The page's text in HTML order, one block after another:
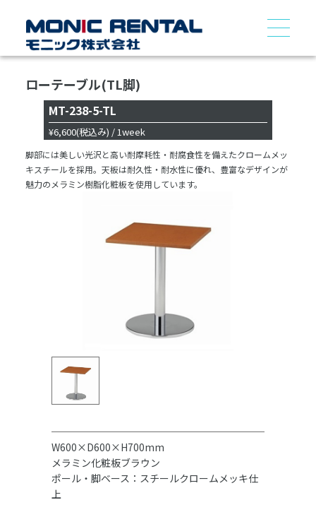
ローテーブル(TL脚)
MT-238-5-TL
¥6,600(税込み) / 1week
脚部には美しい光沢と高い耐摩耗性・耐腐食性を備えたクロームメッ
キスチールを採用。天板は耐久性・耐水性に優れ、豊富なデザインが
魅力のメラミン樹脂化粧板を使用しています。
W600×D600×H700mm
メラミン化粧板ブラウン
ポール・脚ベース：スチールクロームメッキ仕
上